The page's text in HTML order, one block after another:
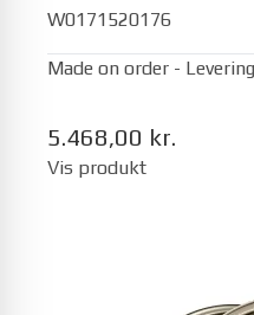
W0171520176
Made on order -
5.468,00 kr.
Vis produkt